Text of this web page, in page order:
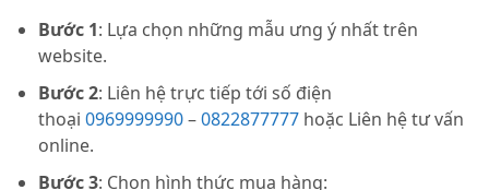
Bước 1: Lựa chọn những mẫu ưng ý nhất trên
website.
Bước 2: Liên hệ trực tiếp tới số điện
thoại 0969999990–0822877777 hoặc Liên hệ tư vấn
online.
Bước 3: Chọn hình thức mua hàng: